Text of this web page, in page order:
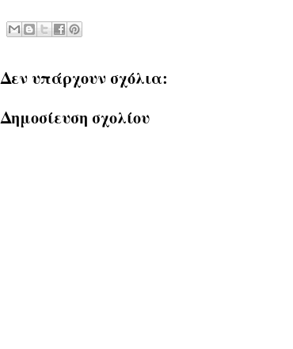
Δεν υπάρχουν σχόλια:
Δημοσίευση σχολίου